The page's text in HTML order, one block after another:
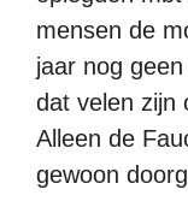
mensen de
jaar nog
dat velen zijn
Alleen de
gewoon